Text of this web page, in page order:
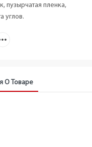
пузырчатая пленка,
углов.
О Товаре